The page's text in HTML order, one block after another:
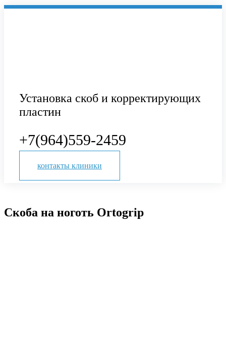
Установка скоб и корректирующих
пластин
+7(964)559-2459
контакты клиники
Скоба на ноготь Ortogrip